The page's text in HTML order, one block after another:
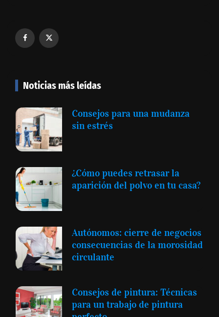
Noticias más leídas
Consejos para una mudanza
sin estrés
¿Cómo puedes retrasar la
aparición del polvo en tu casa?
Autónomos: cierre de negocios
consecuencias de la morosidad
circulante
Consejos de pintura: Técnicas
para un trabajo de pintura